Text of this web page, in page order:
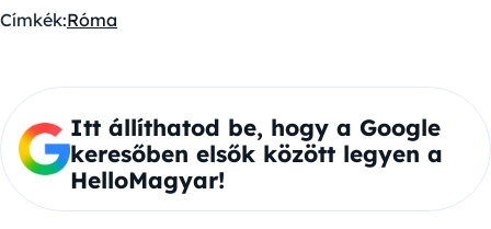
Címkék:Róma
Itt állíthatod be, hogy a Google
keresőben elsők között legyen a
HelloMagyar!